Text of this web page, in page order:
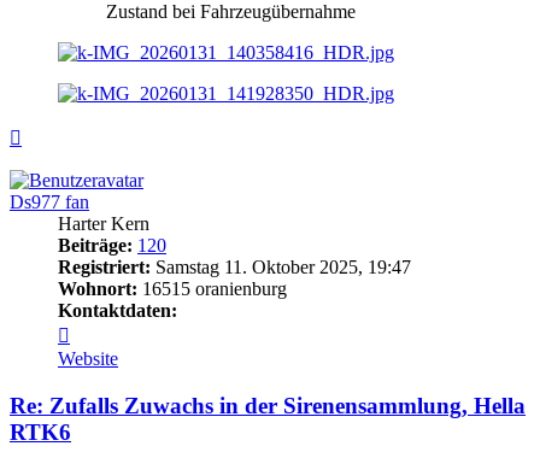
Zustand bei Fahrzeugübernahme
Ds977 fan
Harter Kern
Beiträge: 120
Registriert: Samstag 11. Oktober 2025, 19:47
Wohnort: 16515 oranienburg
Kontaktdaten:
von
Ds977
fan
Website
Re: Zufalls Zuwachs in der Sirenensammlung, Hella
RTK6